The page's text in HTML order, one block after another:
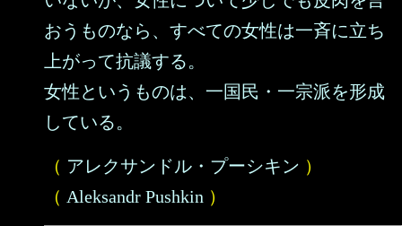
おうものなら、すべての女性は一斉に立ち
上がって抗議する。
女性というものは、一国民・一宗派を形成
している。
（ アレクサンドル・プーシキン ）
（ Aleksandr Pushkin ）